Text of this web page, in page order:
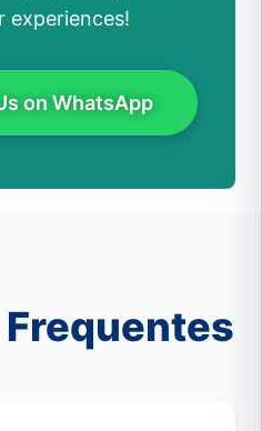
experiences!
on WhatsApp